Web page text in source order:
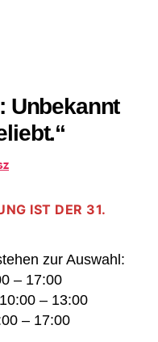
Unbekannt
IST DER 31.
zur Auswahl:
– 17:00
– 13:00
– 17:00